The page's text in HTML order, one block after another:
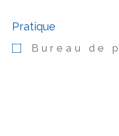
Pratique
Bureau de